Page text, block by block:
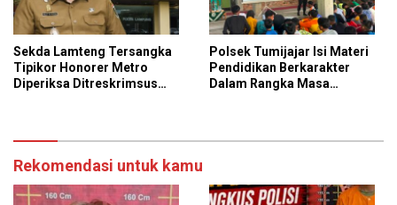
Sekda Lamteng Tersangka
Tipikor Honorer Metro
Diperiksa Ditreskrimsus
Polsek Tumijajar Isi Materi
Pendidikan Berkarakter
Dalam Rangka Masa
Rekomendasi untuk kamu